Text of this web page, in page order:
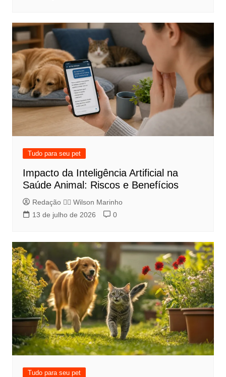
Tudo para seu pet
Impacto da Inteligência Artificial na
Saúde Animal: Riscos e Benefícios
Redação 👨‍⚖️​ Wilson Marinho
13 de julho de 2026
0
Tudo para seu pet